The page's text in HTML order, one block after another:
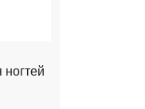
ногтей